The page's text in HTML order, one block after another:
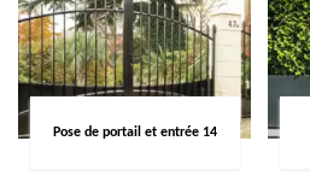
Pose de portail et entrée 14